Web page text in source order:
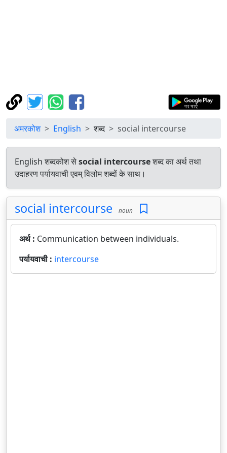
अमरकोश English शब्द social intercourse
English शब्दकोश सेsocial intercourseशब्द का अर्थ तथा
उदाहरण पर्यायवाची एवम् विलोम शब्दों के साथ।
social intercourse noun
अर्थ : Communication between individuals.
पर्यायवाची : intercourse